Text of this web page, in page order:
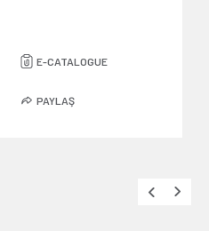
E-CATALOGUE
PAYLAŞ